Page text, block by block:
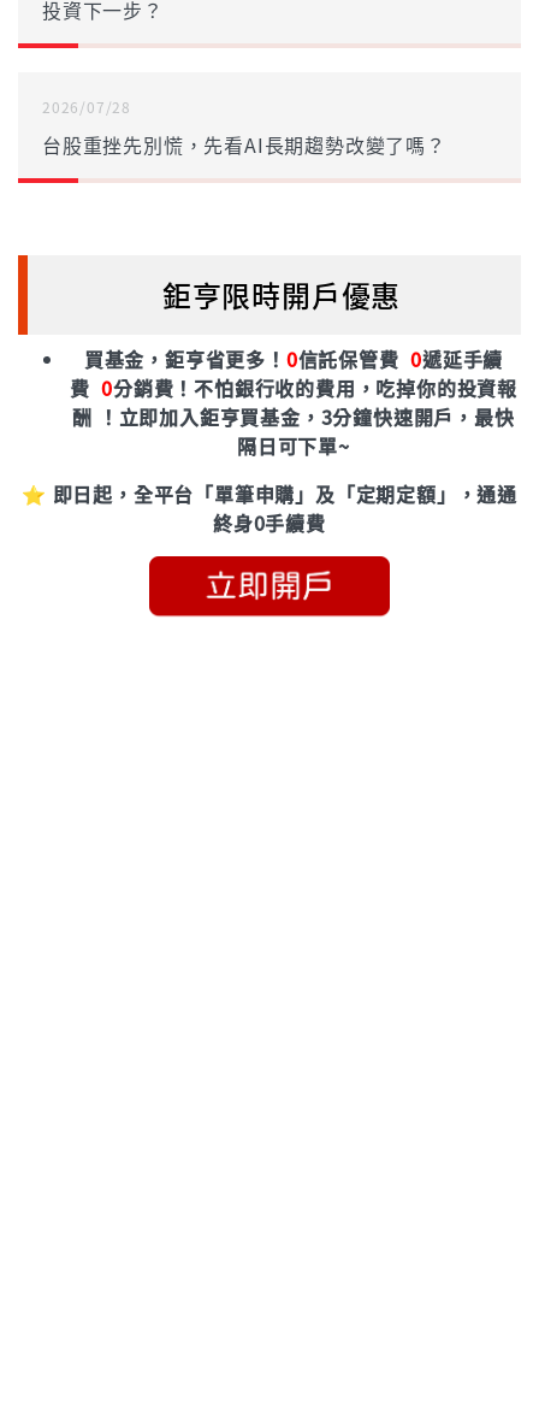
投資下一步？
2026/07/28
台股重挫先別慌，先看AI長期趨勢改變了嗎？
鉅亨限時開戶優惠
買基金，鉅亨省更多！ 0信託保管費0遞延手續
費0分銷費！不怕銀行收的費用，吃掉你的投資報
酬 ！立即加入鉅亨買基金，3分鐘快速開戶，最快
隔日可下單~
⭐ 即日起，全平台「單筆申購」及「定期定額」，通通
終身0手續費